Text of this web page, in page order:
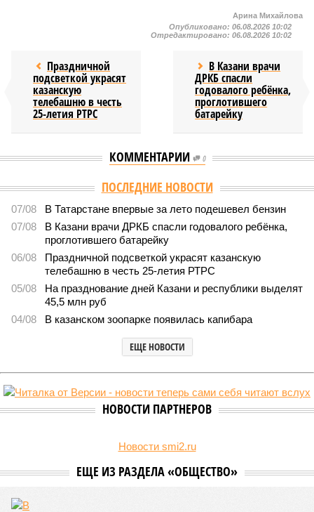
Арина Михайлова
Опубликовано: 06.08.2026 10:02
Отредактировано: 06.08.2026 10:02
Праздничной
подсветкой украсят
казанскую
телебашню в честь
25-летия РТРС
В Казани врачи
ДРКБ спасли
годовалого ребёнка,
проглотившего
батарейку
КОММЕНТАРИИ 0
Версия //Общество //
В Татарстане планируют адаптировать сервисы
для увеличения турпотока из Китая
В Татарстане планируют адаптировать сервисы для
увеличения турпотока из Китая
Культура и маршруты
В Татарстане планируют адаптировать сервисы для увеличения
На фоне продления Россией и Китаем безвизового режима до
конца 2027 года и переориентации туристических потоков из-за
наращивает усилия по привлечению гостей из Поднебесной,
материаловРБК Татарстан, в 2025 году в
коллективных средствах размещения региона